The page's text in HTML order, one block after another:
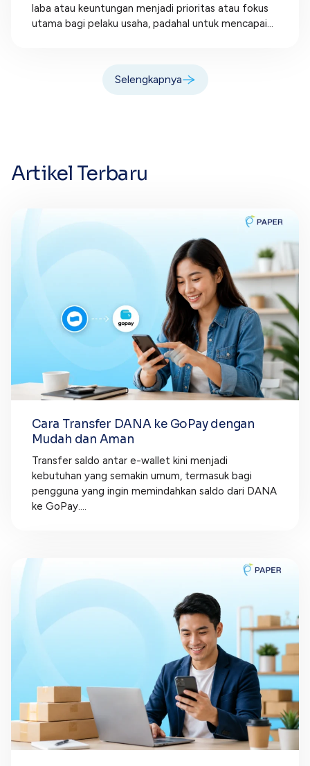
laba atau keuntungan menjadi prioritas atau fokus
utama bagi pelaku usaha, padahal untuk mencapai...
Selengkapnya
Artikel Terbaru
Cara Transfer DANA ke GoPay dengan
Mudah dan Aman
Transfer saldo antar e-wallet kini menjadi
kebutuhan yang semakin umum, termasuk bagi
pengguna yang ingin memindahkan saldo dari DANA
ke GoPay....